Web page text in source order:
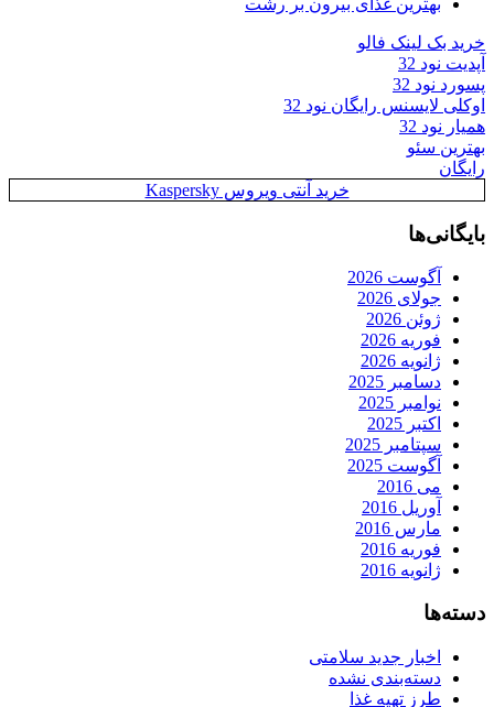
بهترین غذای بیرون بر رشت
خرید بک لینک فالو
آپدیت نود 32
پسورد نود 32
اوکلی لایسنس رایگان نود 32
همیار نود 32
بهترین سئو
رایگان
خرید آنتی ویروس Kaspersky
بایگانی‌ها
آگوست 2026
جولای 2026
ژوئن 2026
فوریه 2026
ژانویه 2026
دسامبر 2025
نوامبر 2025
اکتبر 2025
سپتامبر 2025
آگوست 2025
می 2016
آوریل 2016
مارس 2016
فوریه 2016
ژانویه 2016
دسته‌ها
اخبار جدید سلامتی
دسته‌بندی نشده
طرز تهیه غذا